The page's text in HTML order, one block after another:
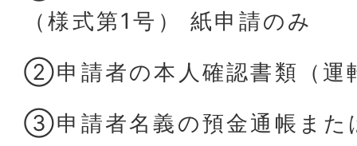
（様式第1号） 紙申請のみ
②申請者の本人確認書類（運
③申請者名義の預金通帳また